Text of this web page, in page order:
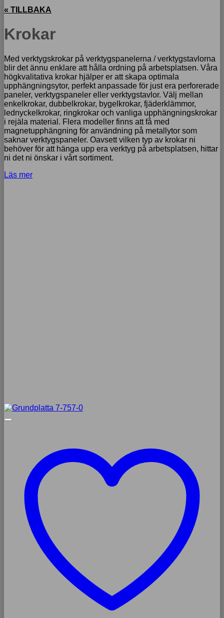
« TILLBAKA
Krokar
Med verktygskrokar på verktygspanelerna / verktygstavlorna
blir det ännu enklare att hålla ordning på arbetsplatsen. Våra
högkvalitativa krokar hjälper er att skapa optimala
upphängningsytor, perfekt anpassade för just era perforerade
paneler, verktygspaneler eller verktygstavlor. Välj mellan
enkelkrokar, dubbelkrokar, bygelkrokar, fjäderklämmor,
lednyckelkrokar, ringkrokar och vanliga upphängningskrokar
i rejäla material. Flera modeller finns att få med
magnetupphängning för användning på metallytor som
saknar verktygspaneler. Oavsett vilken typ av krokar ni
behöver för att hänga upp era verktyg på arbetsplatsen, hittar
ni det ni önskar i vårt sortiment.
Läs mer